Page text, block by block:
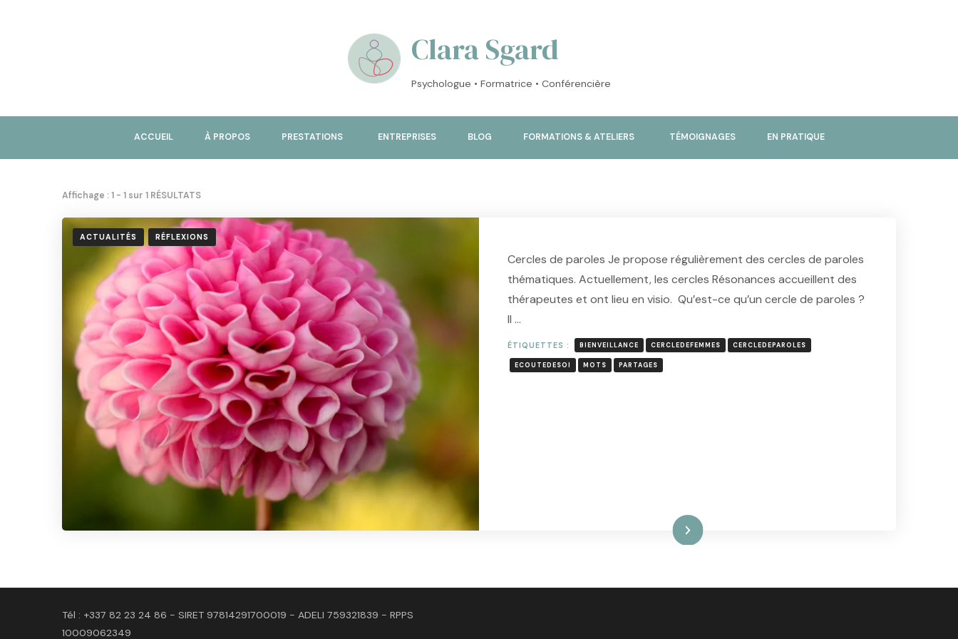
Clara Sgard
Psychologue • Formatrice • Conférencière
ACCUEIL À PROPOS PRESTATIONS ENTREPRISES BLOG FORMATIONS & ATELIERS TÉMOIGNAGES EN PRATIQUE
Affichage : 1 - 1 sur 1 RÉSULTATS
ACTUALITÉS RÉFLEXIONS
Cercles de paroles Je propose régulièrement des cercles de paroles
thématiques. Actuellement, les cercles Résonances accueillent des
thérapeutes et ont lieu en visio. Qu’est-ce qu’un cercle de paroles ?
Il …
ÉTIQUETTES : BIENVEILLANCE CERCLEDEFEMMES CERCLEDEPAROLES
ECOUTEDESOI MOTS PARTAGES
Lire la suite
Tél : +337 82 23 24 86 - SIRET 97814291700019 - ADELI 759321839 - RPPS
10009062349